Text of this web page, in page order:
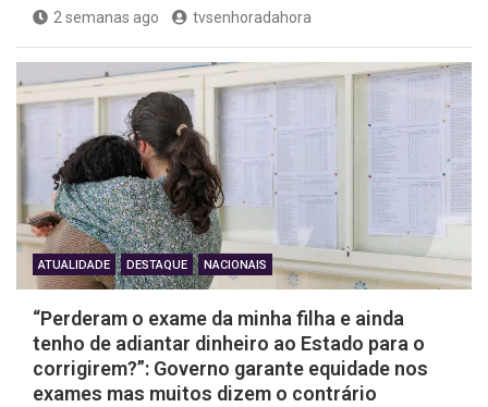
2 semanas ago tvsenhoradahora
ATUALIDADE DESTAQUE NACIONAIS
“Perderam o exame da minha filha e ainda
tenho de adiantar dinheiro ao Estado para o
corrigirem?”: Governo garante equidade nos
exames mas muitos dizem o contrário